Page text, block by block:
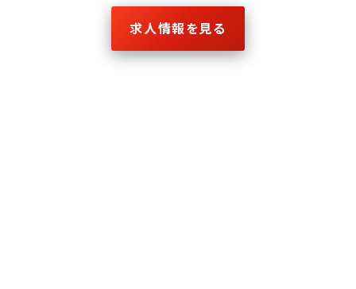
求人情報を見る